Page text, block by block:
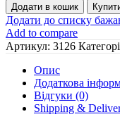
AY-
1605D
кількість
Додати в кошик
Додати до списку
Add to compare
Артикул: 3126
Опис
Додаткова
Відгуки (0)
Shipping &